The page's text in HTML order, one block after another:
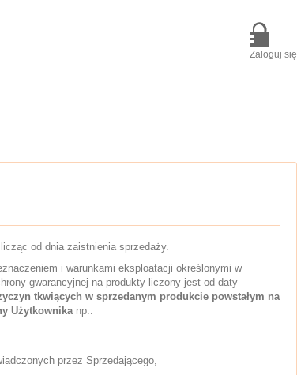
Zaloguj się
od dnia zaistnienia sprzedaży.
i warunkami eksploatacji określonymi w
gwarancyjnej na produkty liczony jest od daty
tkwiących w sprzedanym produkcie powstałym na
Użytkownikanp.:
przez Sprzedającego,